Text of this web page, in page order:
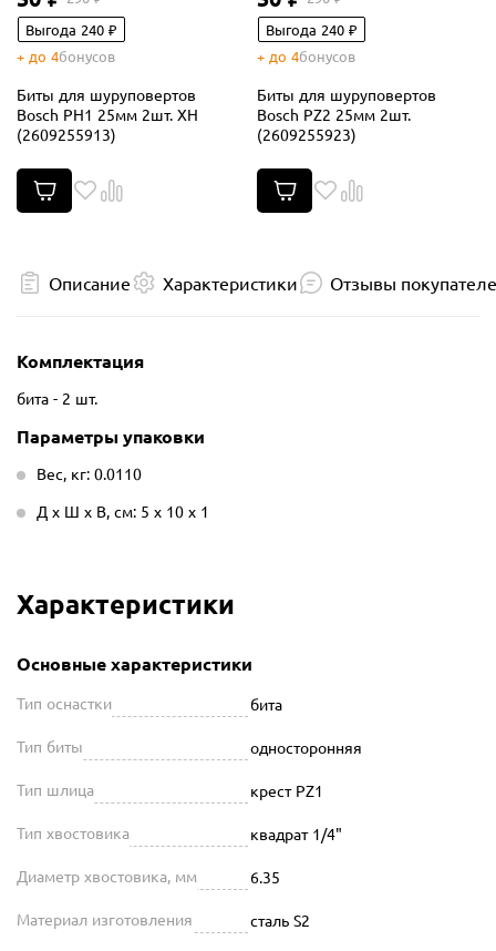
Выгода 240 ₽
+ до 4бонусов
Биты для шуруповертов
Bosch PH1 25мм 2шт. XH
(2609255913)
Выгода 240 ₽
+ до 4бонусов
Биты для шуруповертов
Bosch PZ2 25мм 2шт.
(2609255923)
Описание Характеристики Отзывы
Комплектация
бита - 2 шт.
Параметры упаковки
Вес, кг: 0.0110
Д х Ш х В, см: 5 х 10 х 1
Характеристики
Основные характеристики
Тип оснастки бита
Тип биты односторонняя
Тип шлица крест PZ1
Тип хвостовика квадрат 1/4"
Диаметр хвостовика, мм 6.35
Материал изготовления сталь S2